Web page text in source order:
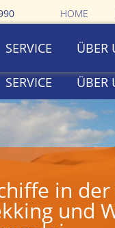
HOME
SERVICE ÜBER
SERVICE ÜBER
in der
und